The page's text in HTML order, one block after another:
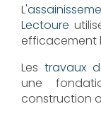
L'
Lectoure
efficacement
Les travaux
une
construction